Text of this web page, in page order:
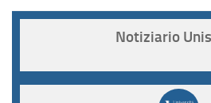
Notiziario